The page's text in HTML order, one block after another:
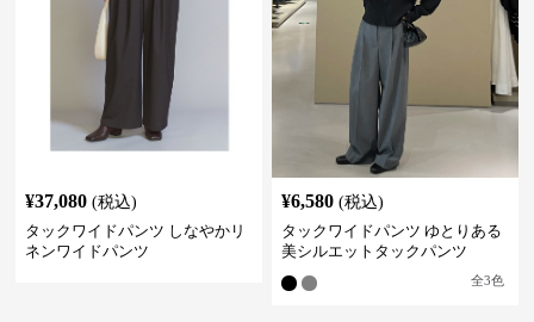
¥37,080 (税込)
タックワイドパンツ しなやかリ
ネンワイドパンツ
¥6,580 (税込)
タックワイドパンツ ゆとりある
美シルエットタックパンツ
全3色